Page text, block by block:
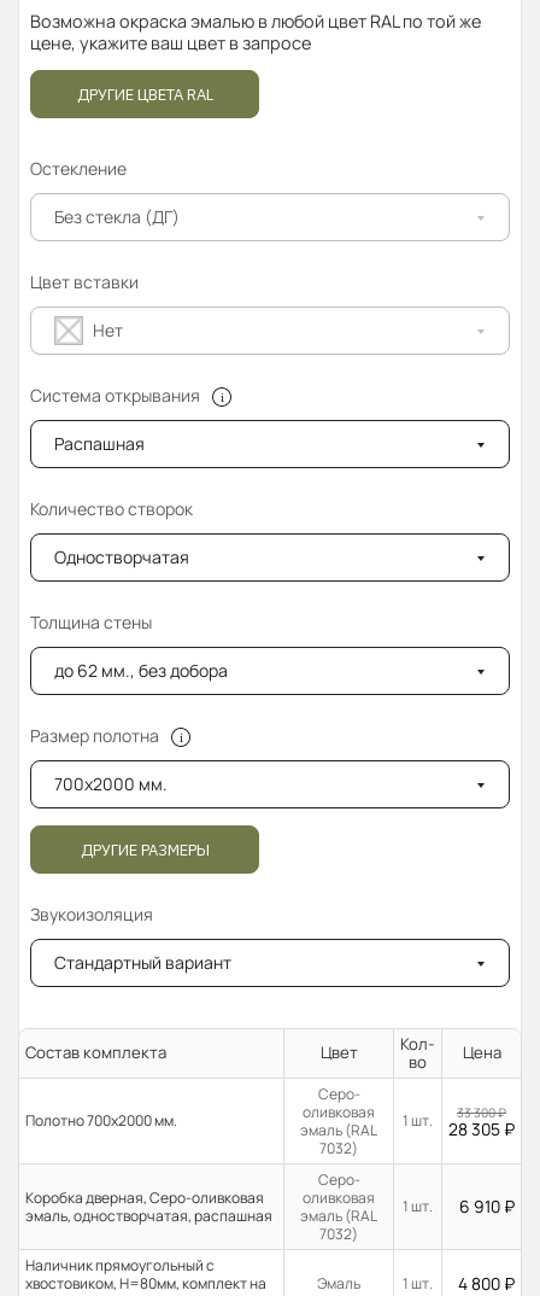
Возможна окраска эмалью в любой цвет RAL по той же
цене, укажите ваш цвет в запросе
ДРУГИЕ ЦВЕТА RAL
Остекление
Без стекла (ДГ)
Цвет вставки
Нет
Система открывания
Распашная
Количество створок
Одностворчатая
Толщина стены
до 62 мм., без добора
Размер полотна
700x2000 мм.
ДРУГИЕ РАЗМЕРЫ
Звукоизоляция
Стандартный вариант
Состав комплекта Цвет
Кол-
во
Цена
Полотно 700x2000 мм.
Серо-
оливковая
эмаль (RAL
7032)
1 шт. 33 300₽
28 305 ₽
Коробка дверная, Серо-оливковая
эмаль, одностворчатая, распашная
Серо-
оливковая
эмаль (RAL
7032)
1 шт. 6 910 ₽
Наличник прямоугольный с
хвостовиком, H=80мм, комплект на
Эмаль 1 шт. 4 800 ₽